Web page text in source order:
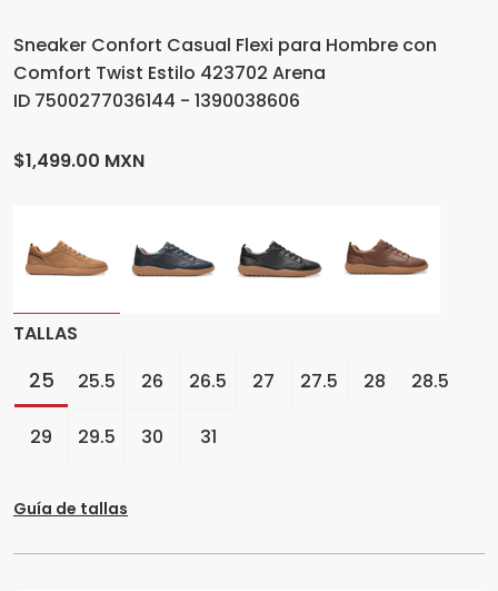
Sneaker Confort Casual Flexi para Hombre con
Comfort Twist Estilo 423702 Arena
ID 7500277036144 - 1390038606
$1,499.00 MXN
TALLAS
25 25.5 26 26.5 27 27.5 28 28.5
29 29.5 30 31
Guía de tallas